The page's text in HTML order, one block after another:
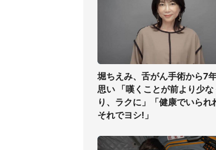
堀ちえみ、舌がん手術から7
思い 「嘆くことが前より少な
り、ラクに」「健康でいられ
それでヨシ!」